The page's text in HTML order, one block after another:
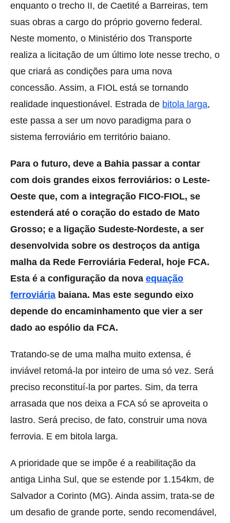
enquanto o trecho II, de Caetité a Barreiras, tem
suas obras a cargo do próprio governo federal.
Neste momento, o Ministério dos Transporte
realiza a licitação de um último lote nesse trecho, o
que criará as condições para uma nova
concessão. Assim, a FIOL está se tornando
realidade inquestionável. Estrada de bitola larga,
este passa a ser um novo paradigma para o
sistema ferroviário em território baiano.
Para o futuro, deve a Bahia passar a contar
com dois grandes eixos ferroviários: o Leste-
Oeste que, com a integração FICO-FIOL, se
estenderá até o coração do estado de Mato
Grosso; e a ligação Sudeste-Nordeste, a ser
desenvolvida sobre os destroços da antiga
malha da Rede Ferroviária Federal, hoje FCA.
Esta é a configuração da nova equação
ferroviária baiana. Mas este segundo eixo
depende do encaminhamento que vier a ser
dado ao espólio da FCA.
Tratando-se de uma malha muito extensa, é
inviável retomá-la por inteiro de uma só vez. Será
preciso reconstituí-la por partes. Sim, da terra
arrasada que nos deixa a FCA só se aproveita o
lastro. Será preciso, de fato, construir uma nova
ferrovia. E em bitola larga.
A prioridade que se impõe é a reabilitação da
antiga Linha Sul, que se estende por 1.154km, de
Salvador a Corinto (MG). Ainda assim, trata-se de
um desafio de grande porte, sendo recomendável,